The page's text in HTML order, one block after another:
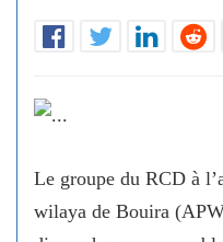
Le groupe du RCD à
wilaya de Bouira